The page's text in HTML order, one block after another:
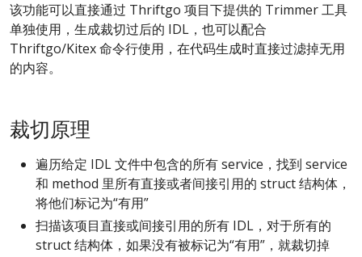
该功能可以直接通过 Thriftgo 项目下提供的 Trimmer 工具
单独使用，生成裁切过后的 IDL，也可以配合
Thriftgo/Kitex 命令行使用，在代码生成时直接过滤掉无用
的内容。
裁切原理
遍历给定 IDL 文件中包含的所有 service，找到 service
和 method 里所有直接或者间接引用的 struct 结构体，
将他们标记为“有用”
扫描该项目直接或间接引用的所有 IDL，对于所有的
struct 结构体，如果没有被标记为“有用”，就裁切掉